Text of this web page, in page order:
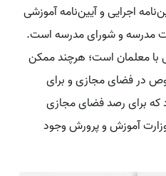
و براساس ماده ۹۷ آیین‌نامه اجرایی و آیین‌نامه آموزشی
مدرسه و شورای مدرسه است.
با معلمان است؛ هرچند ممکن
در فضای مجازی و برای
که برای رصد فضای مجازی
آموزش و پرورش وجود